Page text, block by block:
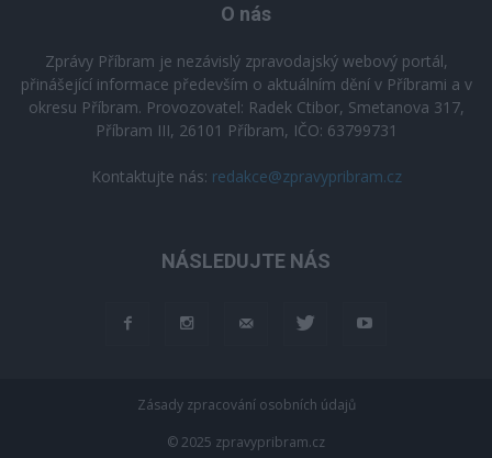
O nás
Zprávy Příbram je nezávislý zpravodajský webový portál,
přinášející informace především o aktuálním dění v Příbrami a v
okresu Příbram. Provozovatel: Radek Ctibor, Smetanova 317,
Příbram III, 26101 Příbram, IČO: 63799731
Kontaktujte nás: redakce@zpravypribram.cz
NÁSLEDUJTE NÁS
Zásady zpracování osobních údajů
© 2025 zpravypribram.cz